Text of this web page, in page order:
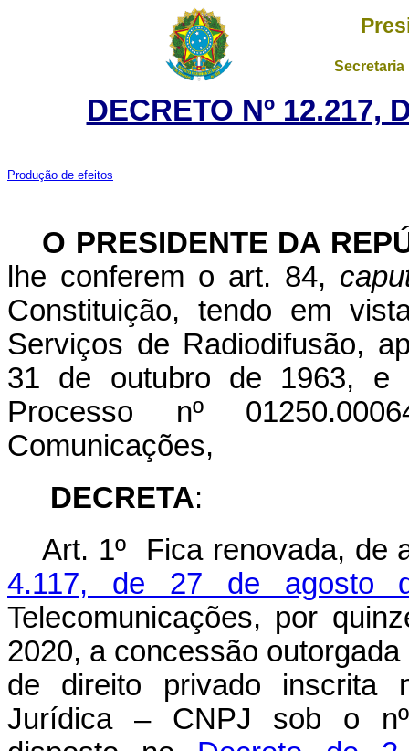
DECRETO Nº 12.217,
Produção de efeitos
O PRESIDENTE DA
lhe conferem o art. 84,
Constituição, tendo em
Serviços de Radiodifusão,
31 de outubro de 1963,
Processo nº
Comunicações,
DECRETA:
Art. 1º Fica renovada, de
4.117, de 27 de agosto
Telecomunicações, por
2020, a concessão
de direito privado inscrita
Jurídica – CNPJ sob o nº